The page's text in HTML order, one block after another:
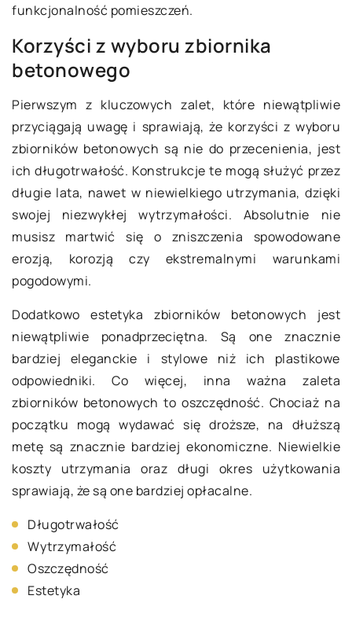
funkcjonalność pomieszczeń.
Korzyści z wyboru zbiornika
betonowego
Pierwszym z kluczowych zalet, które niewątpliwie
przyciągają uwagę i sprawiają, że korzyści z wyboru
zbiorników betonowych są nie do przecenienia, jest
ich długotrwałość. Konstrukcje te mogą służyć przez
długie lata, nawet w niewielkiego utrzymania, dzięki
swojej niezwykłej wytrzymałości. Absolutnie nie
musisz martwić się o zniszczenia spowodowane
erozją, korozją czy ekstremalnymi warunkami
pogodowymi.
Dodatkowo estetyka zbiorników betonowych jest
niewątpliwie ponadprzeciętna. Są one znacznie
bardziej eleganckie i stylowe niż ich plastikowe
odpowiedniki. Co więcej, inna ważna zaleta
zbiorników betonowych to oszczędność. Chociaż na
początku mogą wydawać się droższe, na dłuższą
metę są znacznie bardziej ekonomiczne. Niewielkie
koszty utrzymania oraz długi okres użytkowania
sprawiają, że są one bardziej opłacalne.
Długotrwałość
Wytrzymałość
Oszczędność
Estetyka